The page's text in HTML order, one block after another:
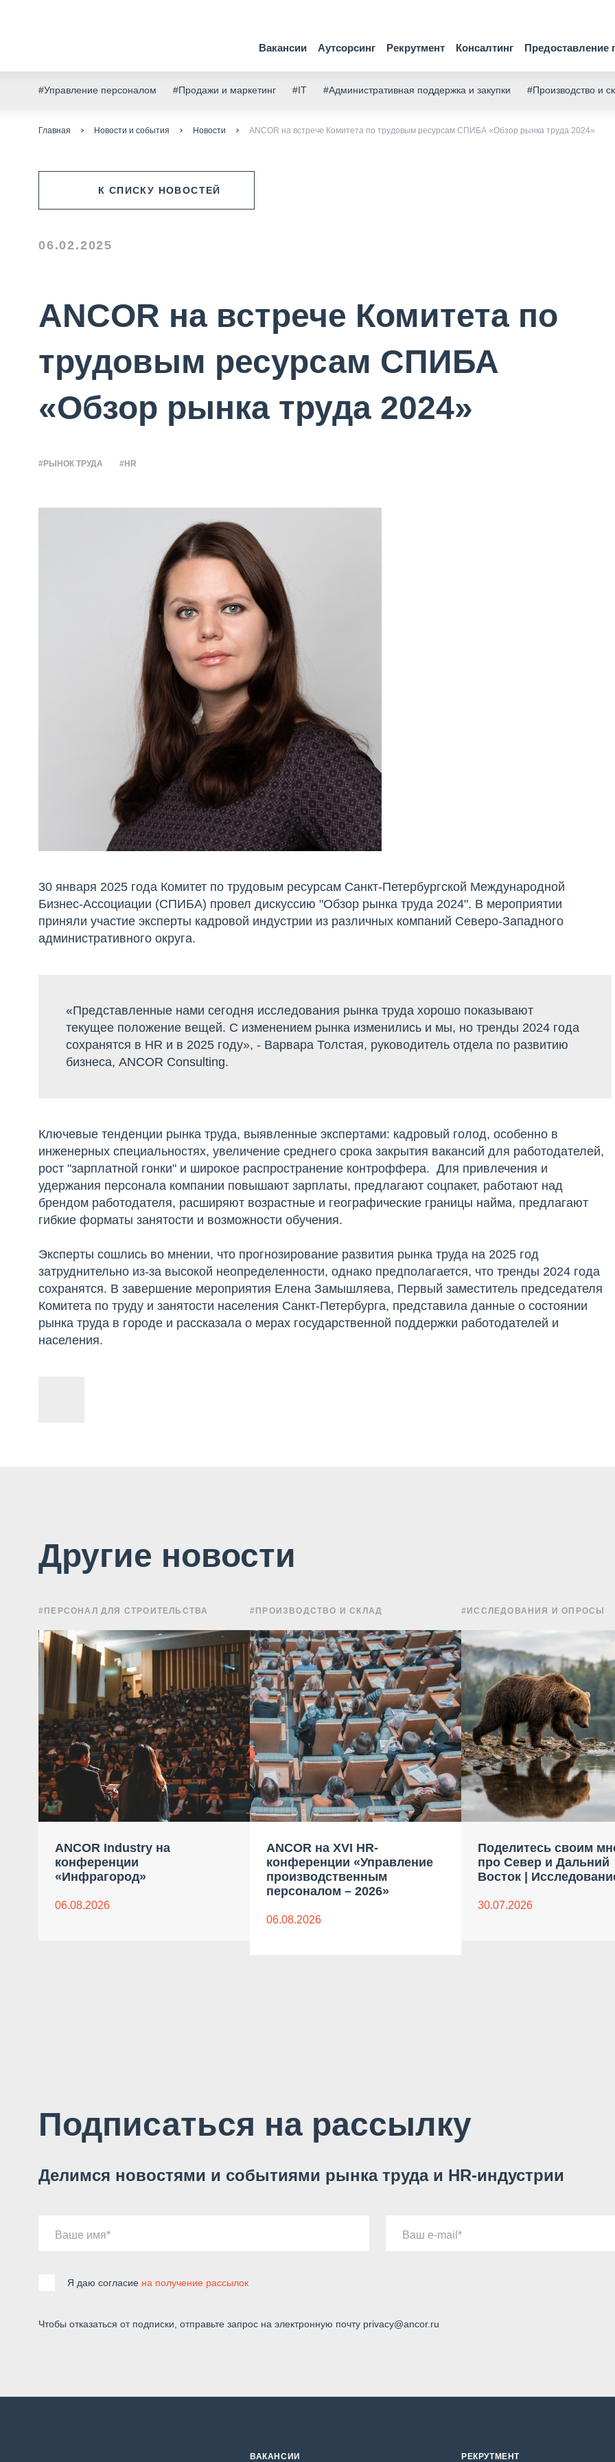
Вакансии Аутсорсинг Рекрутмент Консалтинг Предоставление
#Управление персоналом #Продажи и маркетинг #IT #Административная поддержка и закупки #Производство и
Главная Новости и события Новости ANCOR на встрече Комитета по трудовым ресурсам СПИБА «Обзор рынка труда 2024»
К СПИСКУ НОВОСТЕЙ
06.02.2025
ANCOR на встрече Комитета по
трудовым ресурсам СПИБА
«Обзор рынка труда 2024»
#РЫНОК ТРУДА #HR
30 января 2025 года Комитет по трудовым ресурсам Санкт-Петербургской Международной
Бизнес-Ассоциации (СПИБА) провел дискуссию "Обзор рынка труда 2024". В мероприятии
приняли участие эксперты кадровой индустрии из различных компаний Северо-Западного
административного округа.
«Представленные нами сегодня исследования рынка труда хорошо показывают
текущее положение вещей. С изменением рынка изменились и мы, но тренды 2024 года
сохранятся в HR и в 2025 году», - Варвара Толстая, руководитель отдела по развитию
бизнеса, ANCOR Consulting.
Ключевые тенденции рынка труда, выявленные экспертами: кадровый голод, особенно в
инженерных специальностях, увеличение среднего срока закрытия вакансий для работодателей,
рост "зарплатной гонки" и широкое распространение контроффера. Для привлечения и
удержания персонала компании повышают зарплаты, предлагают соцпакет, работают над
брендом работодателя, расширяют возрастные и географические границы найма, предлагают
гибкие форматы занятости и возможности обучения.
Эксперты сошлись во мнении, что прогнозирование развития рынка труда на 2025 год
затруднительно из-за высокой неопределенности, однако предполагается, что тренды 2024 года
сохранятся. В завершение мероприятия Елена Замышляева, Первый заместитель председателя
Комитета по труду и занятости населения Санкт-Петербурга, представила данные о состоянии
рынка труда в городе и рассказала о мерах государственной поддержки работодателей и
населения.
Другие новости
#ПЕРСОНАЛ ДЛЯ СТРОИТЕЛЬСТВА
ANCOR Industry на
конференции
«Инфрагород»
06.08.2026
#ПРОИЗВОДСТВО И СКЛАД
ANCOR на XVI HR-
конференции «Управление
производственным
персоналом – 2026»
06.08.2026
#ИССЛЕДОВАНИЯ И ОПРОСЫ
Поделитесь своим
про Север и Дальний
Восток |
30.07.2026
Подписаться на рассылку
Делимся новостями и событиями рынка труда и HR-индустрии
Ваше имя Ваш e-mail
Я даю согласие на получение рассылок
Чтобы отказаться от подписки, отправьте запрос на электронную почту privacy@ancor.ru
ВАКАНСИИ РЕКРУТМЕНТ